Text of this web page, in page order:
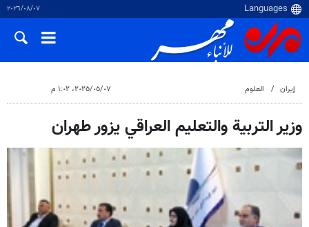
٠٧‏/٠٨‏/٢٠٢٦
إيران العلوم ٠٧‏/٠٥‏/٢٠٢٥، ١:٠٢ م
وزير التربية والتعليم العراقي يزور طهران